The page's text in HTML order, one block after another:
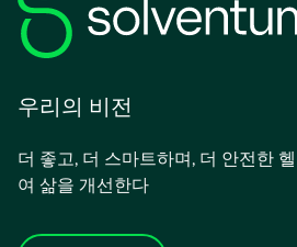
우리의 비전
더 좋고, 더 스마트하며, 더 안전한
여 삶을 개선한다